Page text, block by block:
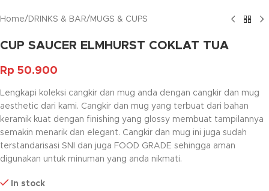
Home/ DRINKS & BAR/ MUGS & CUPS
CUP SAUCER ELMHURST COKLAT TUA
Rp 50.900
Lengkapi koleksi cangkir dan mug anda dengan cangkir dan mug
aesthetic dari kami. Cangkir dan mug yang terbuat dari bahan
keramik kuat dengan finishing yang glossy membuat tampilannya
semakin menarik dan elegant. Cangkir dan mug ini juga sudah
terstandarisasi SNI dan juga FOOD GRADE sehingga aman
digunakan untuk minuman yang anda nikmati.
In stock